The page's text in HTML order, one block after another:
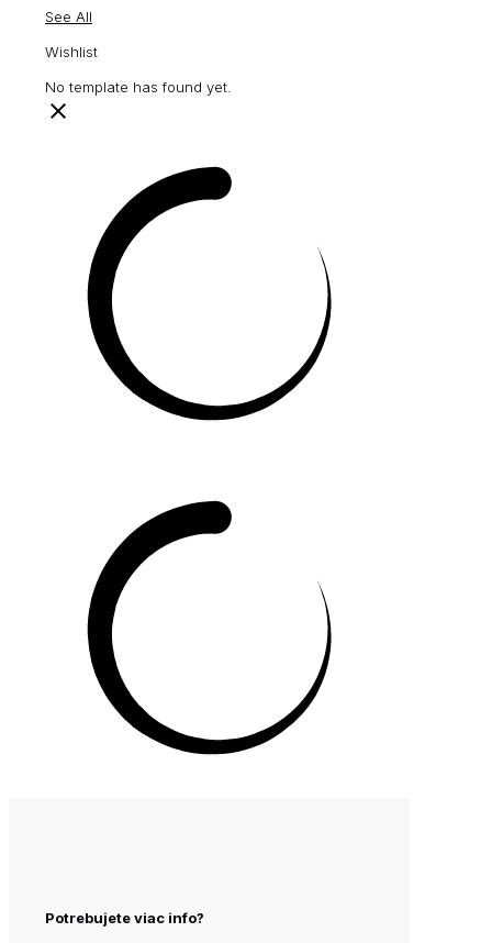
See All
Wishlist
No template has found yet.
Potrebujete viac info?